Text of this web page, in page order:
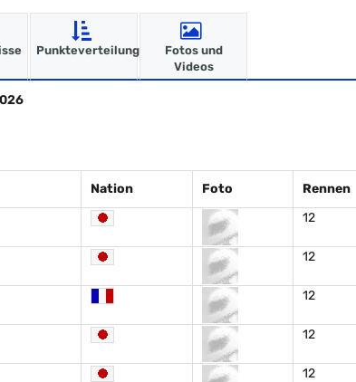
Punkteverteilung
Fotos und
Videos
Nation Foto
Rennen
12
12
12
12
12